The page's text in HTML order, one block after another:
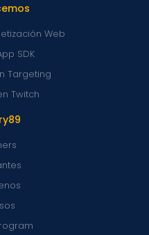
Web
SDK
Targeting
Twitch